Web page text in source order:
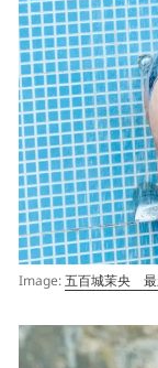
Image:五百城茉央